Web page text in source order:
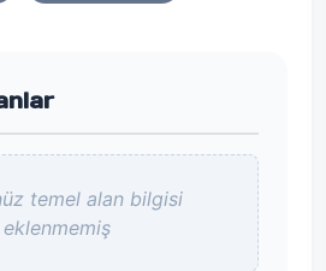
temel alan bilgisi
eklenmemiş